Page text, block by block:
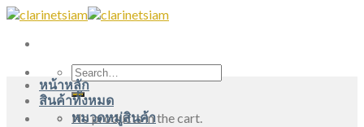
Skip
content
Search
for:
No products in the cart.
หน้าหลัก
สินค้าทั้งหมด
หมวดหมู่สินค้า